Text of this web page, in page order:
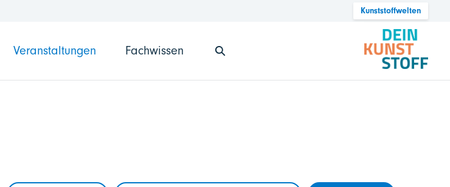
Kunststoffwelten
Veranstaltungen Fachwissen